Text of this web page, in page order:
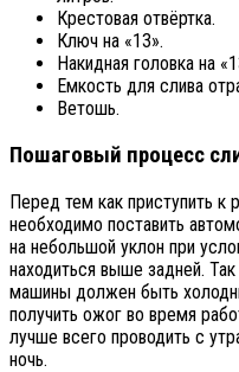
Крестовая отвёртка.
Ключ на «13».
Накидная головка на
Емкость для слива
Ветошь.
Пошаговый процесс
Перед тем как приступить к
необходимо поставить
на небольшой уклон при
находиться выше задней.
машины должен быть
получить ожог во время
лучше всего проводить с
ночь.